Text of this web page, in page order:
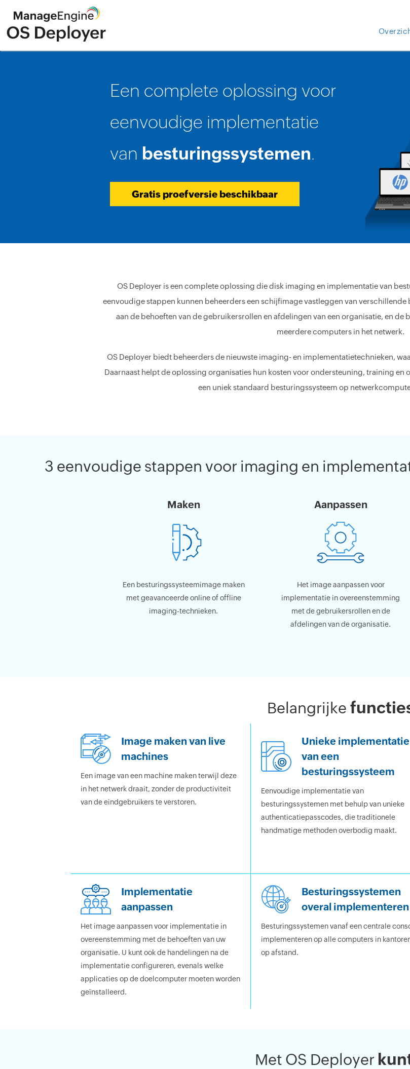
Een complete oplossing voor
eenvoudige implementatie
van besturingssystemen.
Gratis proefversie beschikbaar
OS Deployer is een complete oplossing die disk imaging en implementatie van
eenvoudige stappen kunnen beheerders een schijfimage vastleggen van verschillende
aan de behoeften van de gebruikersrollen en afdelingen van een organisatie, en
meerdere computers in het netwerk.
OS Deployer biedt beheerders de nieuwste imaging- en implementatietechnieken,
Daarnaast helpt de oplossing organisaties hun kosten voor ondersteuning, training
een uniek standaard besturingssysteem op
3 eenvoudige stappen voor imaging en
Maken
Een besturingssysteemimage maken
met geavanceerde online of offline
imaging-technieken.
Aanpassen
Het image aanpassen voor
implementatie in overeenstemming
met de gebruikersrollen en de
afdelingen van de organisatie.
Belangrijke
Image maken van live
machines
Een image van een machine maken terwijl deze
in het netwerk draait, zonder de productiviteit
van de eindgebruikers te verstoren.
Unieke implementatie
van een
besturingssysteem
Eenvoudige implementatie van
besturingssystemen met behulp van unieke
authenticatiepasscodes, die traditionele
handmatige methoden overbodig maakt.
Implementatie
aanpassen
Het image aanpassen voor implementatie in
overeenstemming met de behoeften van uw
organisatie. U kunt ook de handelingen na de
implementatie configureren, evenals welke
applicaties op de doelcomputer moeten worden
geïnstalleerd.
Besturingssystemen
overal implementeren
Besturingssystemen vanaf een centrale
implementeren op alle computers in
op afstand.
Met OS Deployer